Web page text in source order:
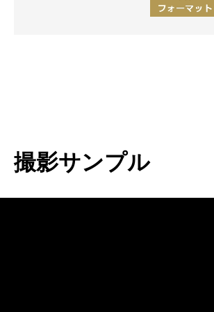
撮影サンプル